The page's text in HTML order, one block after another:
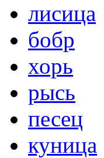
лисица
бобр
хорь
рысь
песец
куница